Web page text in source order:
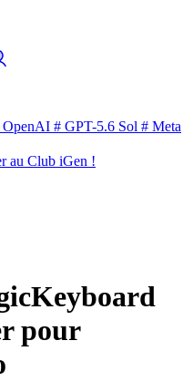
OpenAI # GPT-5.6 Sol # Meta
au Club iGen !
pour